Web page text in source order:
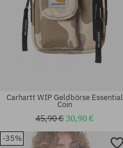
Carhartt WIP Geldbörse Essential
Coin
45,90 €30,90 €
-35%